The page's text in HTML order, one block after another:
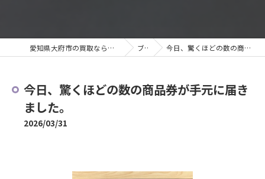
愛知県大府市の買取なら買取大吉 大府共栄町3丁目店 ブログ 今日、驚くほどの数の商品券が手元に届きました。
今日、驚くほどの数の商品券が手元に届き
ました。
2026/03/31